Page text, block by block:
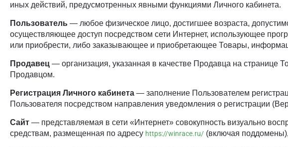
иных действий, предусмотренных явными функциями Личного кабинета.
Пользователь — любое физическое лицо, достигшее возраста,
осуществляющее доступ посредством сети Интернет, использующее
или приобрести, либо заказывающее и приобретающее Товары,
Продавец — организация, указанная в качестве Продавца на странице
Продавцом.
Регистрация Личного кабинета — заполнение Пользователем
Пользователя посредством направления уведомления о регистрации
Сайт — представляемая в сети «Интернет» совокупность визуально
средствам, размещенная по адресу https://winrace.ru/ (включая